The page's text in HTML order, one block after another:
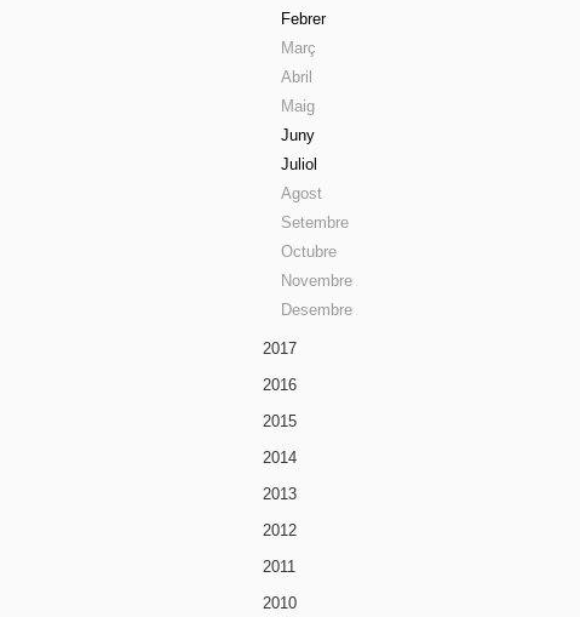
Febrer
Març
Abril
Maig
Juny
Juliol
Agost
Setembre
Octubre
Novembre
Desembre
2017
2016
2015
2014
2013
2012
2011
2010